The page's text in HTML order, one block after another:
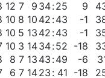
12 7 9 34:25 9
10 8 10 42 :43 -1
10 5 13 42 :43 -1
10 3 1434:52 -18
8 7 13 43 :49 -6
6 7 1423 : 41 -18